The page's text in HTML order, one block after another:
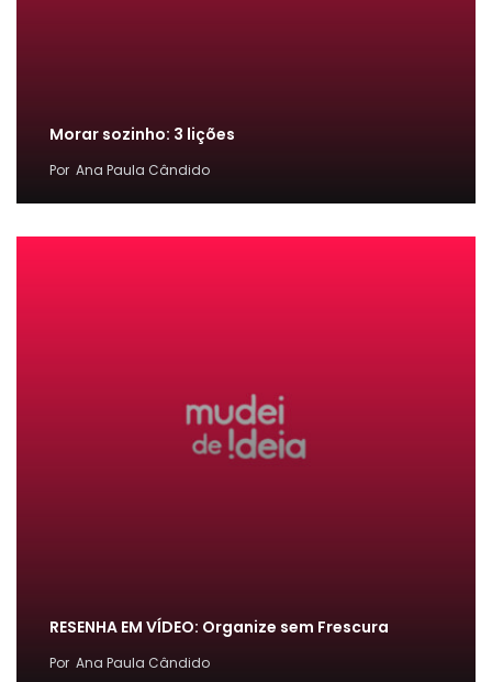
Morar sozinho: 3 lições
Por Ana Paula Cândido
RESENHA EM VÍDEO: Organize sem Frescura
Por Ana Paula Cândido